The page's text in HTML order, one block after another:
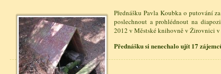
Přednášku Pavla Koubka o putování
poslechnout a prohlédnout na
2012 v Městské knihovně v Žirovnici
Přednášku si nenechalo ujít 17